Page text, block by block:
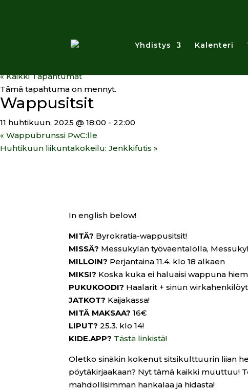
Yhdistys Kalenteri
« Kaikki Tapahtumat
Tämä tapahtuma on mennyt.
Wappusitsit
11 huhtikuun, 2025 @ 18:00 - 22:00
« Wappubrunssi PwC:lle
Huhtikuun liikuntakokeilu: Jenkkifutis »
In english below!
MITÄ? Byrokratia-wappusitsit!
MISSÄ? Messukylän työväentalolla,
MILLOIN? Perjantaina 11.4. klo 18 alkaen
MIKSI? Koska kuka ei haluaisi wappuna
PUKUKOODI? Haalarit + sinun
JATKOT? Kaijakassa!
MITÄ MAKSAA? 16€
LIPUT? 25.3. klo 14!
KIDE.APP? Tästä linkistä!
Oletko sinäkin kokenut sitsikulttuurin liian
pöytäkirjaakaan? Nyt tämä kaikki muuttuu!
mahdollisimman hankalaa ja hidasta!